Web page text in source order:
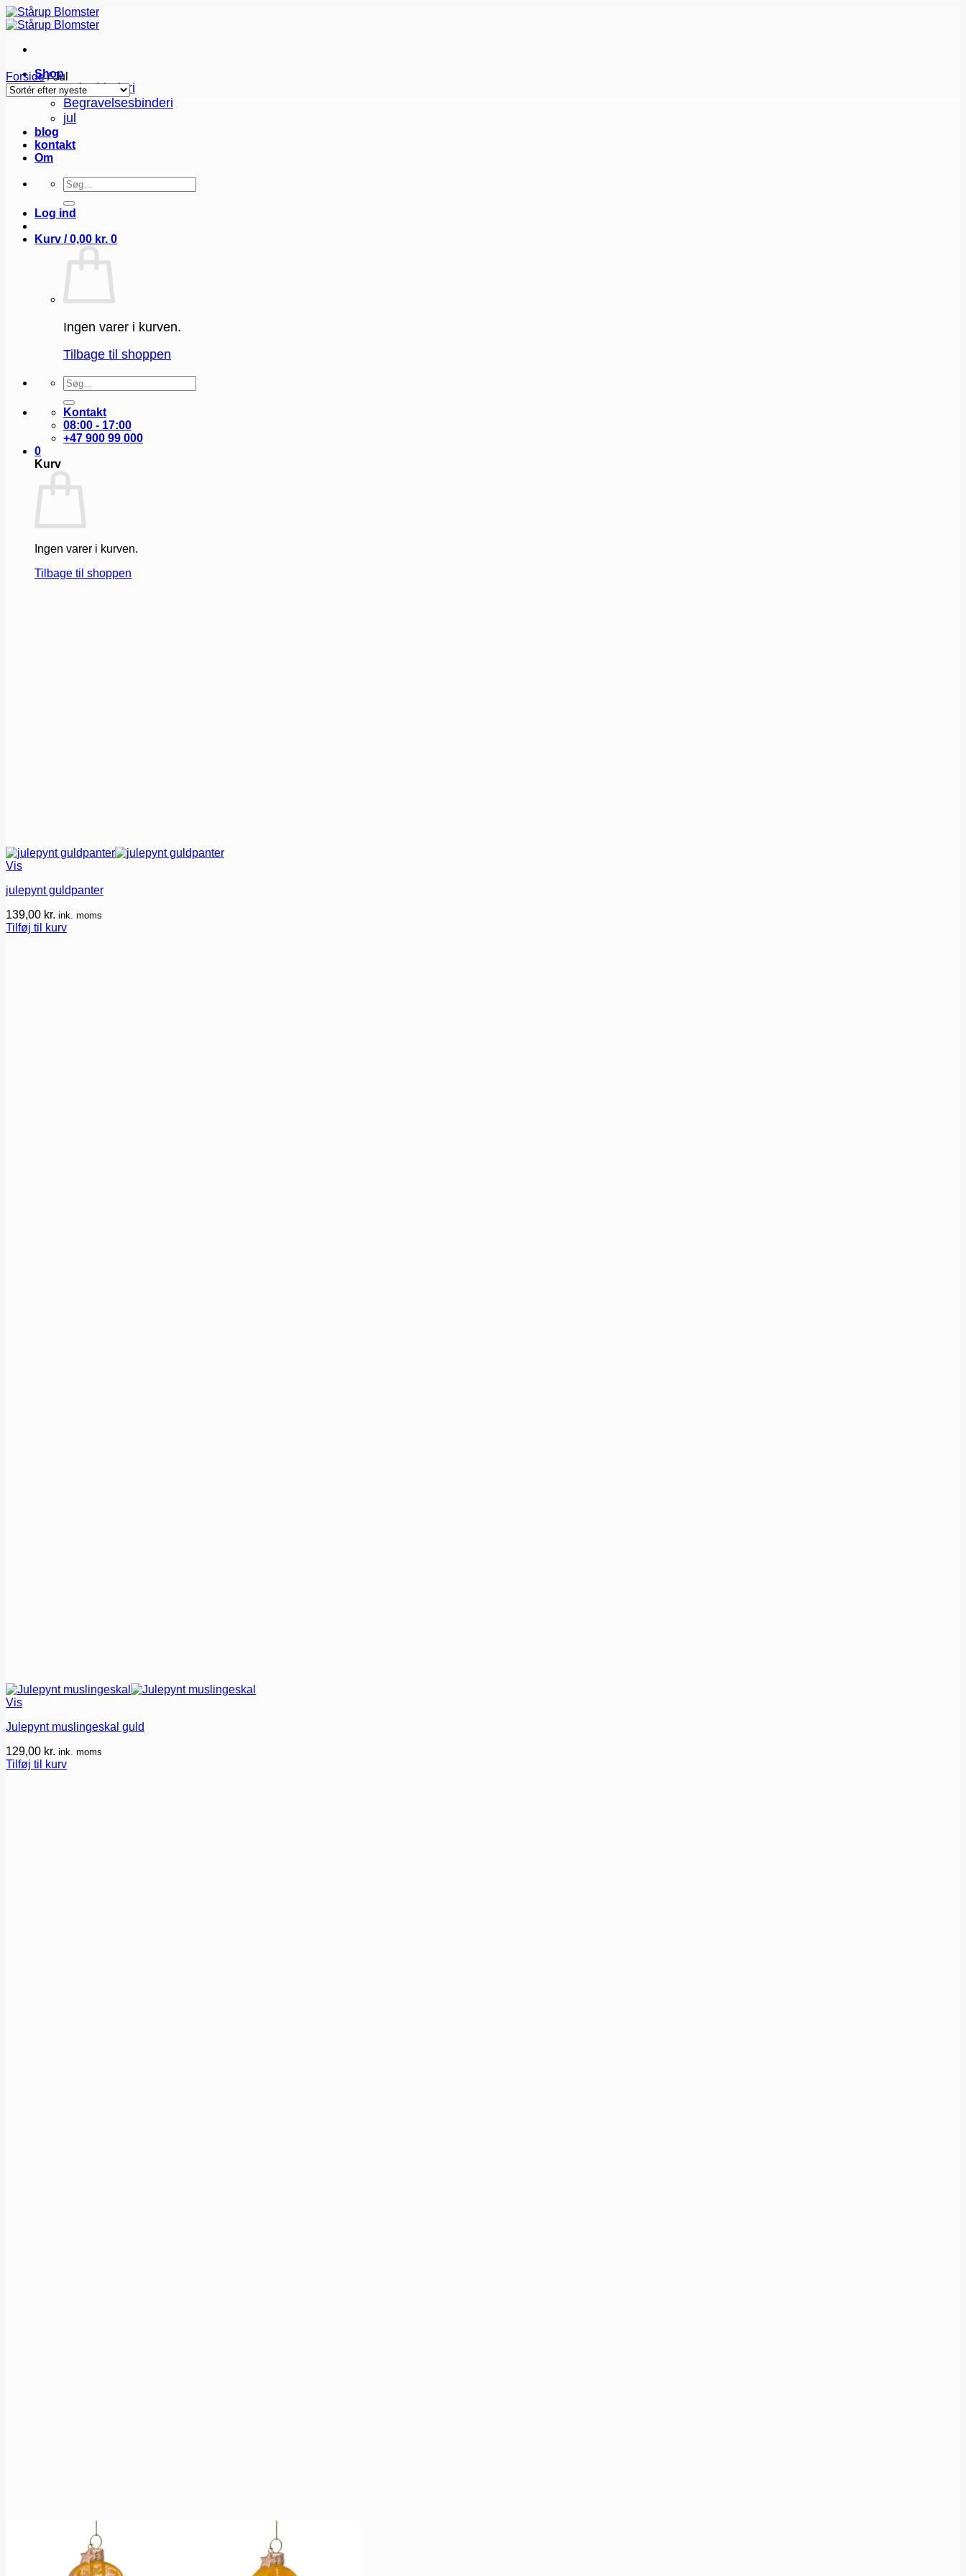
Fortsæt
til
Shop
Buketbinderi
Begravelsesbinderi
jul
blog
kontakt
Om
Søg
efter:
Log ind
Kurv /0,00 kr. 0
Ingen varer i kurven.
Tilbage til shoppen
Søg
Kontakt
08:00 - 17:00
+47 900 99 000
0
Kurv
Ingen varer i kurven.
Tilbage til shoppen
Forside /Jul
Vis
julepynt guldpanter
139,00 kr. ink. moms
Tilføj til kurv
Vis
Julepynt muslingeskal guld
129,00 kr. ink. moms
Tilføj til kurv